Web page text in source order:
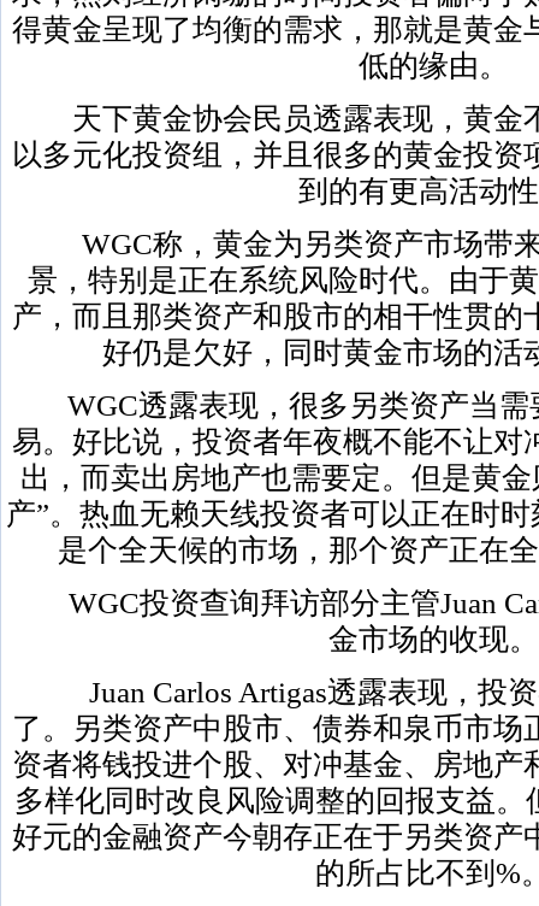
得黄金呈现了均衡的需求，那就是黄金
低的缘由。
天下黄金协会民员透露表现，黄金
以多元化投资组，并且很多的黄金投资
到的有更高活动
WGC称，黄金为另类资产市场带
景，特别是正在系统风险时代。由于
产，而且那类资产和股市的相干性贯的
好仍是欠好，同时黄金市场的活
WGC透露表现，很多另类资产当需
易。好比说，投资者年夜概不能不让对
出，而卖出房地产也需要定。但是黄
产”。热血无赖天线投资者可以正在时
是个全天候的市场，那个资产正在
WGC投资查询拜访部分主管Juan
金市场的收现。
Juan Carlos Artigas透露表现，投
了。另类资产中股市、债券和泉币市场
资者将钱投进个股、对冲基金、房地产
多样化同时改良风险调整的回报支益
好元的金融资产今朝存正在于另类资产
的所占比不到%